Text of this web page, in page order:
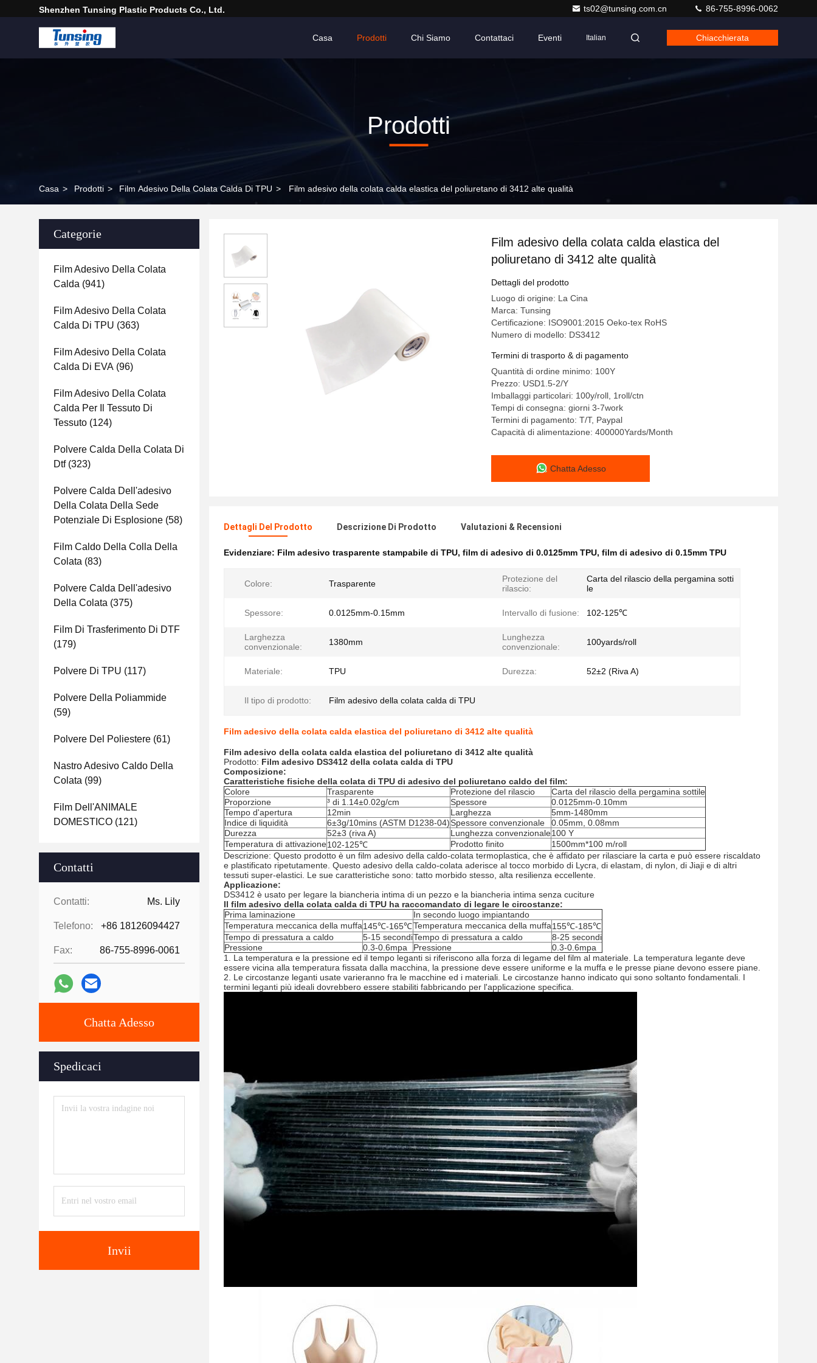
Shenzhen Tunsing Plastic Products Co., Ltd. ts02@tunsing.com.cn 86-755-8996-0062
Casa Prodotti Chi Siamo Contattaci Eventi Italian Chiacchierata
Prodotti
Casa > Prodotti > Film Adesivo Della Colata Calda Di TPU > Film adesivo della colata calda elastica del poliuretano di 3412 alte qualità
Categorie
Film Adesivo Della Colata
Calda (941)
Film Adesivo Della Colata
Calda Di TPU (363)
Film Adesivo Della Colata
Calda Di EVA (96)
Film Adesivo Della Colata
Calda Per Il Tessuto Di
Tessuto (124)
Polvere Calda Della Colata Di
Dtf(323)
Polvere Calda Dell'adesivo
Della Colata Della Sede
Potenziale Di Esplosione (58)
Film Caldo Della Colla Della
Colata (83)
Polvere Calda Dell'adesivo
Della Colata (375)
Film Di Trasferimento Di DTF
(179)
Polvere Di TPU (117)
Polvere Della Poliammide
(59)
Polvere Del Poliestere (61)
Nastro Adesivo Caldo Della
Colata (99)
Film Dell'ANIMALE
DOMESTICO (121)
Contatti
Contatti: Ms. Lily
Telefono: +86 18126094427
Fax: 86-755-8996-0061
Chatta Adesso
Spedicaci
Invii
Film adesivo della colata calda elastica del
poliuretano di 3412 alte qualità
Dettagli del prodotto
Luogo di origine: La Cina
Marca: Tunsing
Certificazione: ISO9001:2015 Oeko-tex RoHS
Numero di modello: DS3412
Termini di trasporto & di pagamento
Quantità di ordine minimo: 100Y
Prezzo: USD1.5-2/Y
Imballaggi particolari: 100y/roll, 1roll/ctn
Tempi di consegna: giorni 3-7work
Termini di pagamento: T/T, Paypal
Capacità di alimentazione: 400000Yards/Month
Chatta Adesso
Dettagli Del Prodotto Descrizione Di Prodotto Valutazioni & Recensioni
Evidenziare: Film adesivo trasparente stampabile di TPU, film di adesivo di 0.0125mm TPU, film di adesivo di 0.15mm TPU
Colore: Trasparente
Protezione del
rilascio:
Carta del rilascio della pergamina sotti
le
Spessore: 0.0125mm-0.15mm Intervallo di fusione: 102-125℃
Larghezza
convenzionale:
1380mm
Lunghezza
convenzionale:
100yards/roll
Materiale: TPU Durezza: 52±2 (Riva A)
Il tipo di prodotto: Film adesivo della colata calda di TPU
Film adesivo della colata calda elastica del poliuretano di 3412 alte qualità
Film adesivo della colata calda elastica del poliuretano di 3412 alte qualità
Prodotto: Film adesivo DS3412 della colata calda di TPU
Composizione:
Caratteristiche fisiche della colata di TPU di adesivo del poliuretano caldo del film:
Colore
Trasparente Protezione del rilascio
Carta del rilascio della pergamina sottile
Proporzione
³ di 1.14±0.02g/cm Spessore
0.0125mm-0.10mm
Tempo d'apertura
12min Larghezza
5mm-1480mm
Indice di liquidità
6±3g/10mins (ASTM D1238-04)Spessore convenzionale
0.05mm, 0.08mm
Durezza
52±3 (riva A) Lunghezza convenzionale100 Y
Temperatura di attivazione102-125℃ Prodotto finito
1500mm*100 m/roll
Descrizione: Questo prodotto è un film adesivo della caldo-colata termoplastica, che è affidato per rilasciare la carta e può essere riscaldato
e plastificato ripetutamente. Questo adesivo della caldo-colata aderisce al tocco morbido di Lycra, di elastam, di nylon, di Jiaji e di altri
tessuti super-elastici. Le sue caratteristiche sono: tatto morbido stesso, alta resilienza eccellente.
Applicazione:
DS3412 è usato per legare la biancheria intima di un pezzo e la biancheria intima senza cuciture
Il film adesivo della colata calda di TPU ha raccomandato di legare le circostanze:
Prima laminazione
In secondo luogo impiantando
Temperatura meccanica della muffa145℃-165℃Temperatura meccanica della muffa155℃-185℃
Tempo di pressatura a caldo
5-15 secondiTempo di pressatura a caldo
8-25 secondi
Pressione
0.3-0.6mpa Pressione
0.3-0.6mpa
1. La temperatura e la pressione ed il tempo leganti si riferiscono alla forza di legame del film al materiale. La temperatura legante deve
essere vicina alla temperatura fissata dalla macchina, la pressione deve essere uniforme e la muffa e le presse piane devono essere piane.
2. Le circostanze leganti usate varieranno fra le macchine ed i materiali. Le circostanze hanno indicato qui sono soltanto fondamentali. I
termini leganti più ideali dovrebbero essere stabiliti fabbricando per l'applicazione specifica.